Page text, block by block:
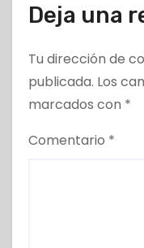
Deja una
Tu dirección de
publicada. Los
marcados con *
Comentario *